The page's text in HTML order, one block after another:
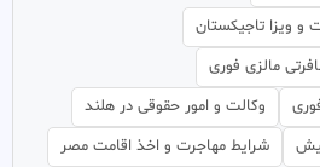
ویزا تاجیکستان
مالزی فوری
وکالت و امور حقوقی در هلند
شرایط مهاجرت و اخذ اقامت مصر